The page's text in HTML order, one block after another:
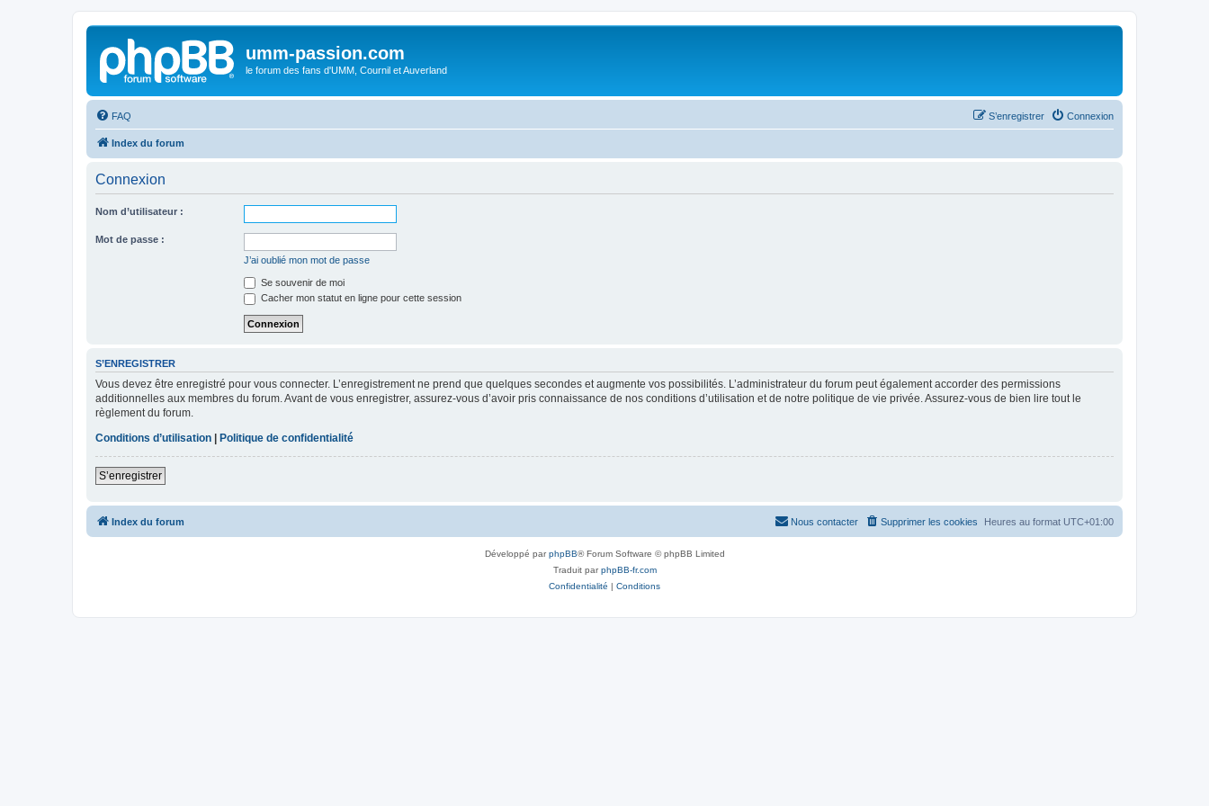
umm-passion.com
le forum des fans d'UMM, Cournil et Auverland
FAQ Connexion
S’enregistrer
Index du forum
Connexion
Nom d’utilisateur :
Mot de passe :
J’ai oublié mon mot de passe
Se souvenir de moi
Cacher mon statut en ligne pour cette session
S’ENREGISTRER
Vous devez être enregistré pour vous connecter. L’enregistrement ne prend que quelques secondes et augmente vos possibilités. L’administrateur du forum peut également accorder des permissions
additionnelles aux membres du forum. Avant de vous enregistrer, assurez-vous d’avoir pris connaissance de nos conditions d’utilisation et de notre politique de vie privée. Assurez-vous de bien lire tout le
règlement du forum.
Conditions d’utilisation
Politique de confidentialité
S’enregistrer
Index du forum Heures au format UTC+01:00
Supprimer les cookies
Nous contacter
Développé parphpBB® Forum Software © phpBB Limited
Traduit parphpBB-fr.com
Confidentialité | Conditions